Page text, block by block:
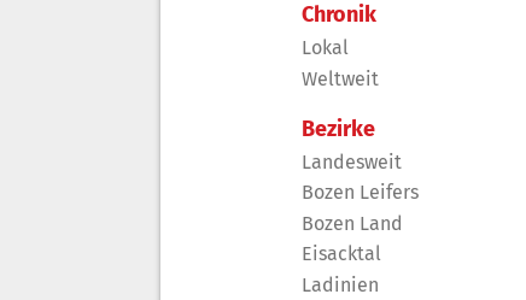
Chronik
Lokal
Weltweit
Bezirke
Landesweit
Bozen Leifers
Bozen Land
Eisacktal
Ladinien